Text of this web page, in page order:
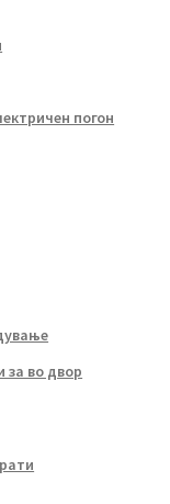
погон
за во двор